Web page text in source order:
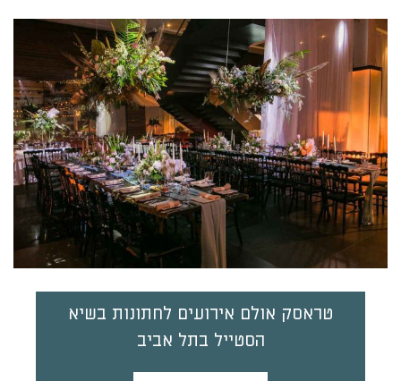
טראסק אולם אירועים לחתונות בשיא
הסטייל בתל אביב